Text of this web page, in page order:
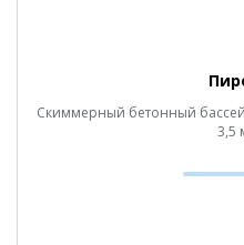
Скиммерный бетонный
3,5